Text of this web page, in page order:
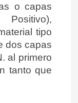
o capas
tipo
dos capas
al primero
tanto que